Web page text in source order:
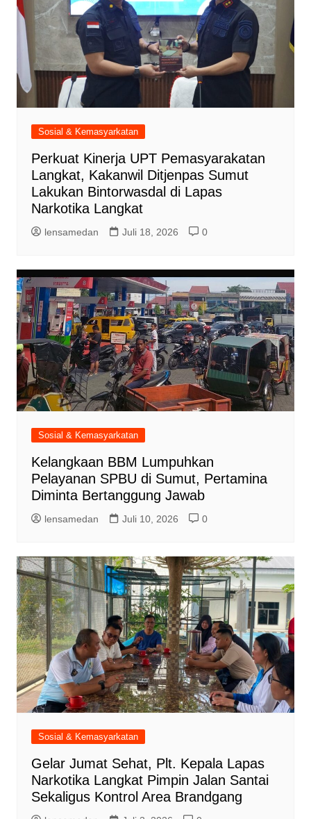
Sosial & Kemasyarkatan
Perkuat Kinerja UPT Pemasyarakatan
Langkat, Kakanwil Ditjenpas Sumut
Lakukan Bintorwasdal di Lapas
Narkotika Langkat
lensamedan Juli 18, 2026 0
Sosial & Kemasyarkatan
Kelangkaan BBM Lumpuhkan
Pelayanan SPBU di Sumut, Pertamina
Diminta Bertanggung Jawab
lensamedan Juli 10, 2026 0
Sosial & Kemasyarkatan
Gelar Jumat Sehat, Plt. Kepala Lapas
Narkotika Langkat Pimpin Jalan Santai
Sekaligus Kontrol Area Brandgang